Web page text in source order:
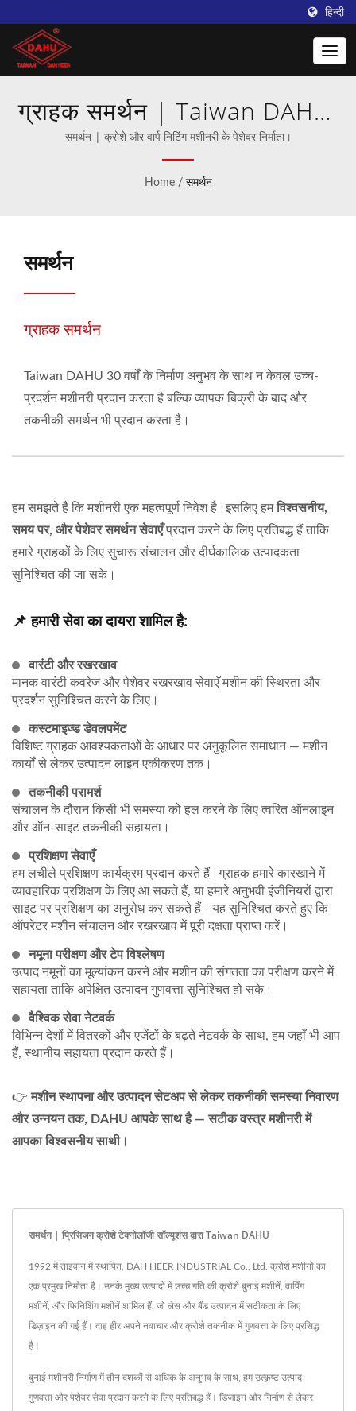
हिन्दी
ग्राहक समर्थन | Taiwan DAHU:
क्रोशे मशीन निर्माण में उत्कृष्टता
समर्थन | क्रोशे और वार्प निटिंग मशीनरी के पेशेवर निर्माता।
Home / समर्थन
समर्थन
ग्राहक समर्थन
Taiwan DAHU 30 वर्षों के निर्माण अनुभव के साथ न केवल उच्च-
प्रदर्शन मशीनरी प्रदान करता है बल्कि व्यापक बिक्री के बाद और
तकनीकी समर्थन भी प्रदान करता है।
हम समझते हैं कि मशीनरी एक महत्वपूर्ण निवेश है।इसलिए हमविश्वसनीय,
समय पर, और पेशेवर समर्थन सेवाएँप्रदान करने के लिए प्रतिबद्ध हैं ताकि
हमारे ग्राहकों के लिए सुचारू संचालन और दीर्घकालिक उत्पादकता
सुनिश्चित की जा सके।
📌 हमारी सेवा का दायरा शामिल है:
वारंटी और रखरखाव
मानक वारंटी कवरेज और पेशेवर रखरखाव सेवाएँ मशीन की स्थिरता और
प्रदर्शन सुनिश्चित करने के लिए।
कस्टमाइज्ड डेवलपमेंट
विशिष्ट ग्राहक आवश्यकताओं के आधार पर अनुकूलित समाधान — मशीन
कार्यों से लेकर उत्पादन लाइन एकीकरण तक।
तकनीकी परामर्श
संचालन के दौरान किसी भी समस्या को हल करने के लिए त्वरित ऑनलाइन
और ऑन-साइट तकनीकी सहायता।
प्रशिक्षण सेवाएँ
हम लचीले प्रशिक्षण कार्यक्रम प्रदान करते हैं।ग्राहक हमारे कारखाने में
व्यावहारिक प्रशिक्षण के लिए आ सकते हैं, या हमारे अनुभवी इंजीनियरों द्वारा
साइट पर प्रशिक्षण का अनुरोध कर सकते हैं - यह सुनिश्चित करते हुए कि
ऑपरेटर मशीन संचालन और रखरखाव में पूरी दक्षता प्राप्त करें।
नमूना परीक्षण और टेप विश्लेषण
उत्पाद नमूनों का मूल्यांकन करने और मशीन की संगतता का परीक्षण करने में
सहायता ताकि अपेक्षित उत्पादन गुणवत्ता सुनिश्चित हो सके।
वैश्विक सेवा नेटवर्क
विभिन्न देशों में वितरकों और एजेंटों के बढ़ते नेटवर्क के साथ, हम जहाँ भी आप
हैं, स्थानीय सहायता प्रदान करते हैं।
👉मशीन स्थापना और उत्पादन सेटअप से लेकर तकनीकी समस्या निवारण
और उन्नयन तक, DAHU आपके साथ है — सटीक वस्त्र मशीनरी में
आपका विश्वसनीय साथी।
समर्थन | प्रिसिजन क्रोशे टेक्नोलॉजी सॉल्यूशंस द्वारा Taiwan DAHU
1992 में ताइवान में स्थापित, DAH HEER INDUSTRIAL Co., Ltd. क्रोशे मशीनों का
एक प्रमुख निर्माता है। उनके मुख्य उत्पादों में उच्च गति की क्रोशे बुनाई मशीनें, वार्पिंग
मशीनें, और फिनिशिंग मशीनें शामिल हैं, जो लेस और बैंड उत्पादन में सटीकता के लिए
डिज़ाइन की गई हैं। दाह हीर अपने नवाचार और क्रोशे तकनीक में गुणवत्ता के लिए प्रसिद्ध
है।
बुनाई मशीनरी निर्माण में तीन दशकों से अधिक के अनुभव के साथ, हम उत्कृष्ट उत्पाद
गुणवत्ता और पेशेवर सेवा प्रदान करने के लिए प्रतिबद्ध हैं। डिजाइन और निर्माण से लेकर